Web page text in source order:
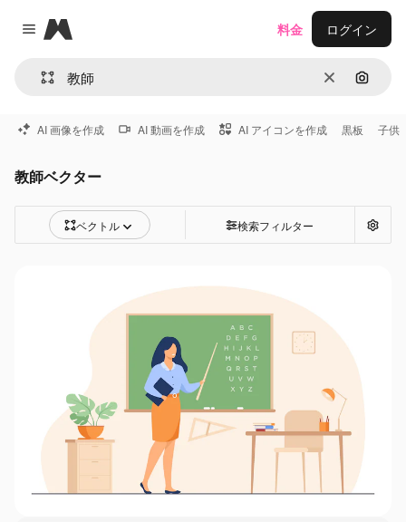
Close menu
Magnific
消去 画像で
料金 ログイン
AI 画像を作成 AI 動画を作成 AI アイコンを作成 黒板 子供
教師ベクター
ベクトル 検索フィルター